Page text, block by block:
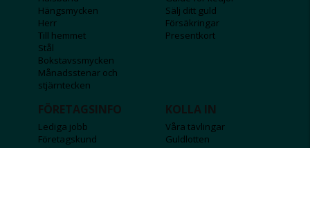
Hängsmycken
Herr
Till hemmet
Stål
Bokstavssmycken
Månadsstenar och
stjärntecken
Sälj ditt guld
Försäkringar
Presentkort
FÖRETAGSINFO
Lediga jobb
Företagskund
Affiliateinformation
KOLLA IN
Våra tävlingar
Guldlotten
Graverbara produkter